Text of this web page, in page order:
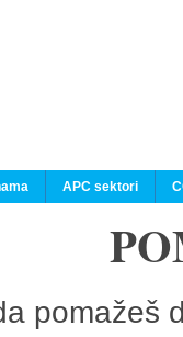
APC sektori
pomažeš